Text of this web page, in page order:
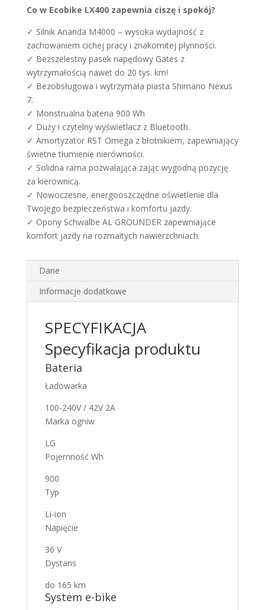
Co w Ecobike LX400 zapewnia ciszę i spokój?
✓ Silnik Ananda M4000 – wysoka wydajność z
zachowaniem cichej pracy i znakomitej płynności.
✓ Bezszelestny pasek napędowy Gates z
wytrzymałością nawet do 20 tys. km!
✓ Bezobsługowa i wytrzymała piasta Shimano Nexus
7.
✓ Monstrualna bateria 900 Wh
✓ Duży i czytelny wyświetlacz z Bluetooth.
✓ Amortyzator RST Omega z błotnikiem, zapewniający
świetne tłumienie nierówności.
✓ Solidna rama pozwalająca zając wygodną pozycję
za kierownicą.
✓ Nowoczesne, energooszczędne oświetlenie dla
Twojego bezpieczeństwa i komfortu jazdy.
✓ Opony Schwalbe AL GROUNDER zapewniające
komfort jazdy na rozmaitych nawierzchniach.
Dane
Informacje dodatkowe
SPECYFIKACJA
Specyfikacja produktu
Bateria
Ładowarka
100-240V / 42V 2A
Marka ogniw
LG
Pojemność Wh
900
Typ
Li-ion
Napięcie
36 V
Dystans
do 165 km
System e-bike